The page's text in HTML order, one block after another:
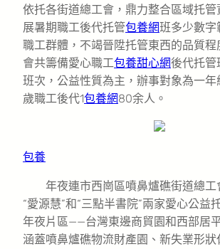
依托各街道總工會，鼎力整合區域托管
展暑期職工後代托管包養網班多少數字
職工群體，不竭晉陞托管東西的品質
會共籌備愛心職工包養甜心網後代托管
班次，公益性質為主，辦事對象為一年
歲職工後代1包養網80余人。
包養
年夜連市西崗區噴鼻爐礁街道總工
“愛源慧”和“三點半書院”兩家愛心公益
年夜片區——台灣東邊商貿園和西部居
涵蓋噴鼻爐礁物流財產園、新失業形